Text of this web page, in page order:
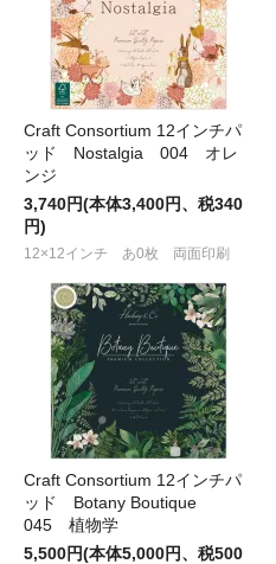
Craft Consortium 12インチパ
ッド Nostalgia 004 オレ
ンジ
3,740円(本体3,400円、税340
円)
12×12インチ あ0枚 両面印刷
Craft Consortium 12インチパ
ッド Botany Boutique
045 植物学
5,500円(本体5,000円、税500